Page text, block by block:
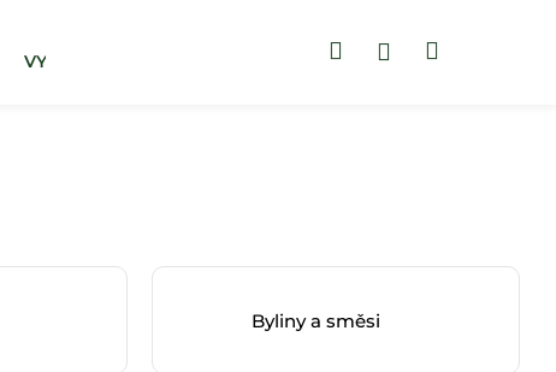
VYHLEDAT DLE POTÍŽÍ ZUBNÍ PASTY
HledatPřihlášení
Byliny a směsi